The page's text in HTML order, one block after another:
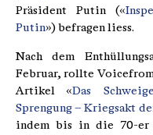
Präsident Putin («
Putin») befragen liess.
Nach dem
Februar, rollte
Artikel «Das
Sprengung – Kriegsakt
indem bis in die 70-er